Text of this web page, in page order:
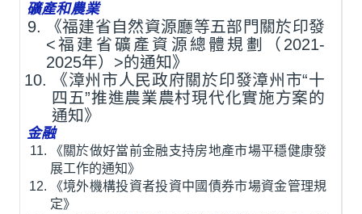
礦產和農業
《福建省自然資源廳等五部門關於印發
<福建省礦產資源總體規劃（2021-
2025年）>的通知》
《漳州市人民政府關於印發漳州市“十
四五”推進農業農村現代化實施方案的
通知》
金融
《關於做好當前金融支持房地產市場平穩健康發
展工作的通知》
《境外機構投資者投資中國債券市場資金管理規
定》